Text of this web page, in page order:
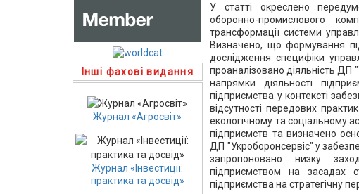
Інші фахові видання
Журнал «Агросвіт»
Журнал «Інвестиції:
практика та досвід»
У статті окреслено
оборонно-промислового
трансформації системи
Визначено, що формування
дослідження специфіки
проаналізовано діяльність ДП
напрямки діяльності
підприємства у контексті
відсутності передових
екологічному та соціальному
підприємств та визначено
ДП "Укроборонсервіс" у
запропоновано низку
підприємством на засадах
підприємства на стратегічну